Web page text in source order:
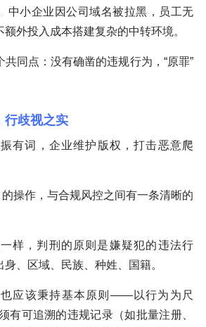
中小企业因公司域名被拉黑，员工无
外投入成本搭建复杂的中转环境。
同点：没有确凿的违规行为，“原罪”
行歧视之实
有词，企业维护版权，打击恶意爬
操作，与合规风控之间有一条清晰的
样，判刑的原则是嫌疑犯的违法行
、区域、民族、种姓、国籍。
应该秉持基本原则——以行为为尺
有可追溯的违规记录（如批量注册、